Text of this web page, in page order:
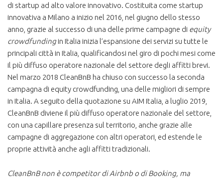
di startup ad alto valore innovativo. Costituita come startup
innovativa a Milano a inizio nel 2016, nel giugno dello stesso
anno, grazie al successo di una delle prime campagne di equity
crowdfundingin Italia inizia l’espansione dei servizi su tutte le
principali città in Italia, qualificandosi nel giro di pochi mesi come
il più diffuso operatore nazionale del settore degli affitti brevi.
Nel marzo 2018 CleanBnB ha chiuso con successo la seconda
campagna di equity crowdfunding, una delle migliori di sempre
in Italia. A seguito della quotazione su AIM Italia, a luglio 2019,
CleanBnB diviene il più diffuso operatore nazionale del settore,
con una capillare presenza sul territorio, anche grazie alle
campagne di aggregazione con altri operatori, ed estende le
proprie attività anche agli affitti tradizionali.
CleanBnB non è competitor di Airbnb o di Booking, ma